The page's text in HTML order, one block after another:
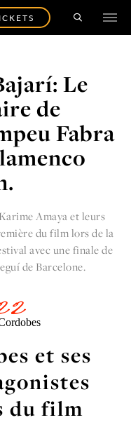
Le
de
Fabra
Amaya et leurs
du film lors de la
avec une finale de
de Barcelone.
et ses
du film